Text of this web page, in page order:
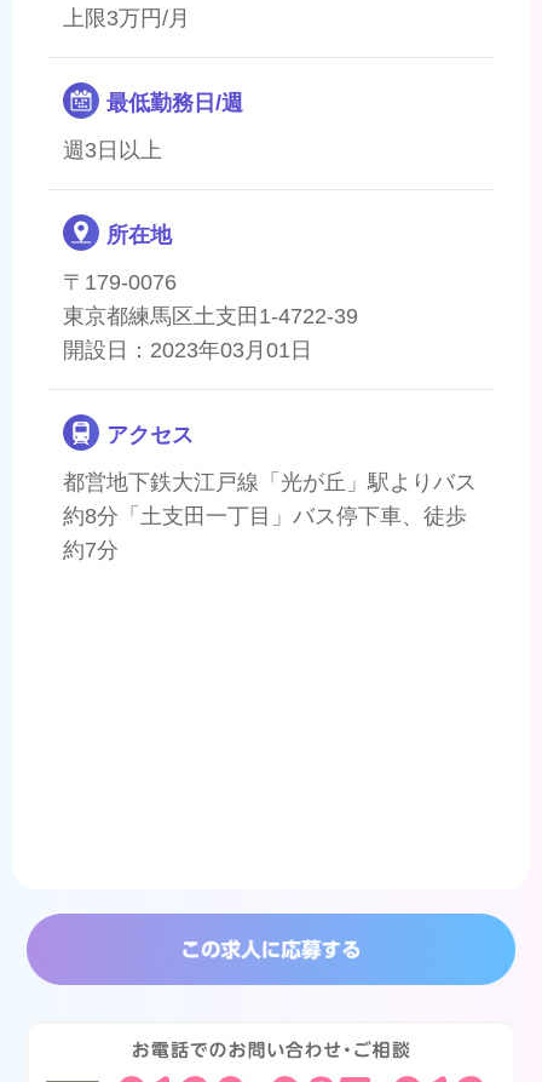
上限3万円/月
最低勤務日/週
週3日以上
所在地
〒179-0076
東京都練馬区土支田1-4722-39
開設日：2023年03月01日
アクセス
都営地下鉄大江戸線「光が丘」駅よりバス
約8分「土支田一丁目」バス停下車、徒歩
約7分